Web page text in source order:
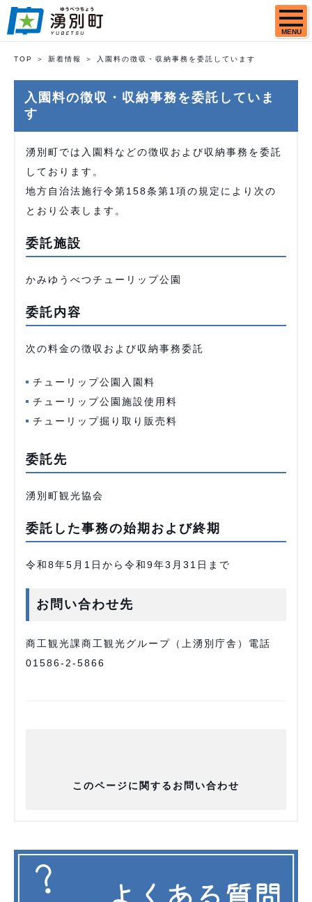
MENU
TOP 新着情報 入園料の徴収・収納事務を委託しています
入園料の徴収・収納事務を委託していま
す
湧別町では入園料などの徴収および収納事務を委託
しております。
地方自治法施行令第158条第1項の規定により次の
とおり公表します。
委託施設
かみゆうべつチューリップ公園
委託内容
次の料金の徴収および収納事務委託
チューリップ公園入園料
チューリップ公園施設使用料
チューリップ掘り取り販売料
委託先
湧別町観光協会
委託した事務の始期および終期
令和8年5月1日から令和9年3月31日まで
お問い合わせ先
商工観光課商工観光グループ（上湧別庁舎）電話
01586-2-5866
このページに関するお問い合わせ